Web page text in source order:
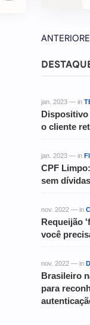
jan. 2023 — in
Dispositivo
o cliente
jan. 2023 — in
CPF
sem
nov. 2022 — in
Requeijão
você
nov. 2022 — in
Brasileiro
para